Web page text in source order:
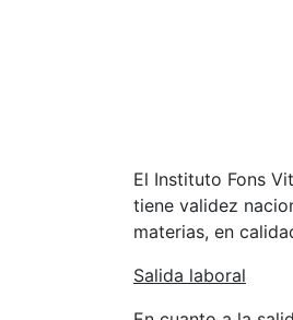
El Instituto Fons
tiene validez
materias, en
Salida laboral